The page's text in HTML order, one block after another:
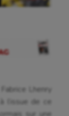
Lhenry
l’issue de ce